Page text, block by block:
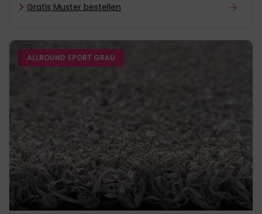
Gratis Muster bestellen
ALLROUND SPORT GRAU